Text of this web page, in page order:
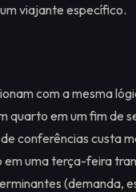
viajante específico.
com a mesma
quarto em um fim de
conferências custa
em uma terça-feira
(demanda,